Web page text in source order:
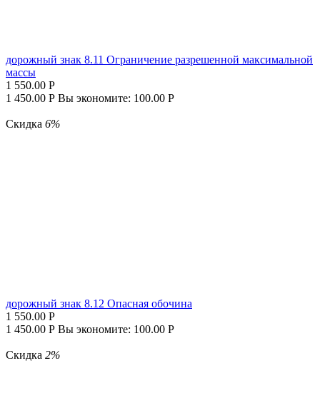
дорожный знак 8.11 Ограничение разрешенной максимальной
массы
1 550.00 Р
1 450.00 Р Вы экономите: 100.00 Р
Скидка 6%
дорожный знак 8.12 Опасная обочина
1 550.00 Р
1 450.00 Р Вы экономите: 100.00 Р
Скидка 2%